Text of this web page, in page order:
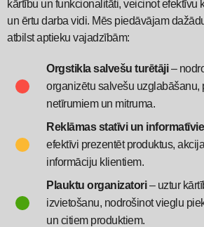
kārtību un funkcionalitāti, veicinot efektīvu
un ērtu darba vidi. Mēs piedāvājam
atbilst aptieku vajadzībām:
Orgstikla salvešu turētāji–
organizētu salvešu uzglabāšanu,
netīrumiem un mitruma.
Reklāmas statīvi un
efektīvi prezentēt produktus,
informāciju klientiem.
Plauktu organizatori– uztur
izvietošanu, nodrošinot vieglu
un citiem produktiem.